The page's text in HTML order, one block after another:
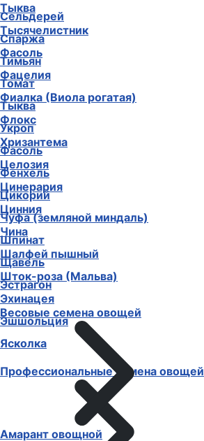
Тыква
Тысячелистник
Фасоль
Фацелия
Фиалка (Виола рогатая)
Флокс
Хризантема
Целозия
Цинерария
Цинния
Чина
Шалфей пышный
Шток-роза (Мальва)
Эхинацея
Эшшольция
Ясколка
Профессиональные семена овощей
Сельдерей
Спаржа
Тимьян
Томат
Тыква
Укроп
Фасоль
Фенхель
Цикорий
Чуфа (земляной миндаль)
Шпинат
Щавель
Эстрагон
Весовые семена овощей
Амарант овощной